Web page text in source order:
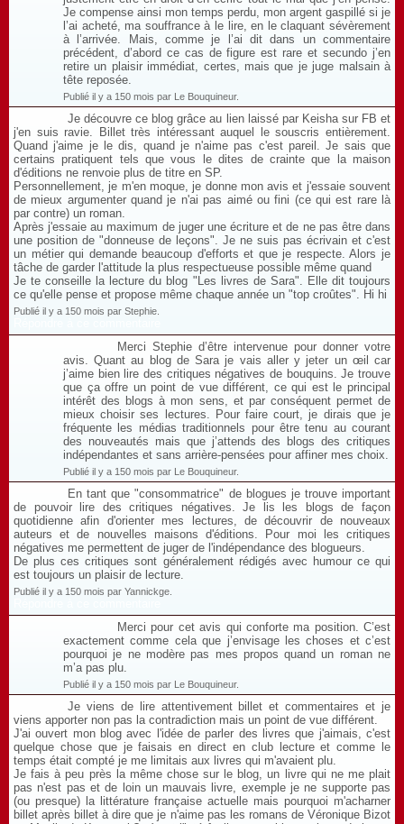
Je compense ainsi mon temps perdu, mon argent gaspillé si je
l’ai acheté, ma souffrance à le lire, en le claquant sévèrement
à l’arrivée. Mais, comme je l’ai dit dans un commentaire
précédent, d’abord ce cas de figure est rare et secundo j’en
retire un plaisir immédiat, certes, mais que je juge malsain à
tête reposée.
Publié il y a 150 mois par Le Bouquineur.
Je découvre ce blog grâce au lien laissé par Keisha sur FB et
j'en suis ravie. Billet très intéressant auquel le souscris entièrement.
Quand j'aime je le dis, quand je n'aime pas c'est pareil. Je sais que
certains pratiquent tels que vous le dites de crainte que la maison
d'éditions ne renvoie plus de titre en SP.
Personnellement, je m'en moque, je donne mon avis et j'essaie souvent
de mieux argumenter quand je n'ai pas aimé ou fini (ce qui est rare là
par contre) un roman.
Après j'essaie au maximum de juger une écriture et de ne pas être dans
une position de "donneuse de leçons". Je ne suis pas écrivain et c'est
un métier qui demande beaucoup d'efforts et que je respecte. Alors je
tâche de garder l'attitude la plus respectueuse possible même quand
Je te conseille la lecture du blog "Les livres de Sara". Elle dit toujours
ce qu'elle pense et propose même chaque année un "top croûtes". Hi hi
Publié il y a 150 mois par Stephie.
Merci Stephie d’être intervenue pour donner votre
avis. Quant au blog de Sara je vais aller y jeter un œil car
j’aime bien lire des critiques négatives de bouquins. Je trouve
que ça offre un point de vue différent, ce qui est le principal
intérêt des blogs à mon sens, et par conséquent permet de
mieux choisir ses lectures. Pour faire court, je dirais que je
fréquente les médias traditionnels pour être tenu au courant
des nouveautés mais que j’attends des blogs des critiques
indépendantes et sans arrière-pensées pour affiner mes choix.
Publié il y a 150 mois par Le Bouquineur.
En tant que "consommatrice" de blogues je trouve important
de pouvoir lire des critiques négatives. Je lis les blogs de façon
quotidienne afin d'orienter mes lectures, de découvrir de nouveaux
auteurs et de nouvelles maisons d'éditions. Pour moi les critiques
négatives me permettent de juger de l'indépendance des blogueurs.
De plus ces critiques sont généralement rédigés avec humour ce qui
est toujours un plaisir de lecture.
Publié il y a 150 mois par Yannickge.
Merci pour cet avis qui conforte ma position. C’est
exactement comme cela que j’envisage les choses et c’est
pourquoi je ne modère pas mes propos quand un roman ne
m’a pas plu.
Publié il y a 150 mois par Le Bouquineur.
Je viens de lire attentivement billet et commentaires et je
viens apporter non pas la contradiction mais un point de vue différent.
J'ai ouvert mon blog avec l'idée de parler des livres que j'aimais, c'est
quelque chose que je faisais en direct en club lecture et comme le
temps était compté je me limitais aux livres qui m'avaient plu.
Je fais à peu près la même chose sur le blog, un livre qui ne me plait
pas n'est pas et de loin un mauvais livre, exemple je ne supporte pas
(ou presque) la littérature française actuelle mais pourquoi m'acharner
billet après billet à dire que je n'aime pas les romans de Véronique Bizot